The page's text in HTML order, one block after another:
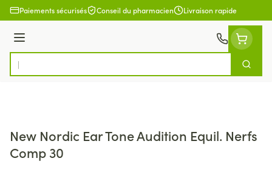
Aller au contenu
Paiements sécurisés Conseil du pharmacien Livraison rapide
Menu
Rechercher
New Nordic Ear Tone Audition Equil. Nerfs
Comp 30